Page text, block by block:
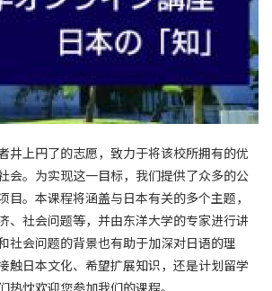
井上円了的志愿，致力于将该校所拥有的优
会。为实现这一目标，我们提供了众多的公
目。本课程将涵盖与日本有关的多个主题，
、社会问题等，并由东洋大学的专家进行讲
社会问题的背景也有助于加深对日语的理
触日本文化、希望扩展知识，还是计划留学
热忱欢迎您参加我们的课程。